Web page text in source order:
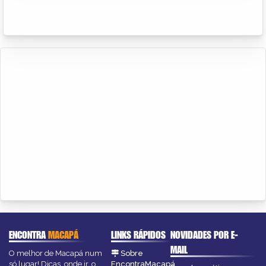
ENCONTRAMACAPÁ
O melhor de Macapá num
só lugar! Dicas, onde ir, o
LINKS RÁPIDOS
Sobre
EncontraMacapá
NOVIDADES POR E-
MAIL